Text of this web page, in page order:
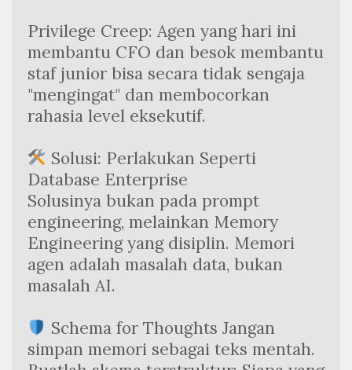
Privilege Creep: Agen yang hari ini
membantu CFO dan besok membantu
staf junior bisa secara tidak sengaja
"mengingat" dan membocorkan
rahasia level eksekutif.
Solusi: Perlakukan Seperti
Database Enterprise
Solusinya bukan pada prompt
engineering, melainkan Memory
Engineering yang disiplin. Memori
agen adalah masalah data, bukan
masalah AI.
Schema for Thoughts Jangan
simpan memori sebagai teks mentah.